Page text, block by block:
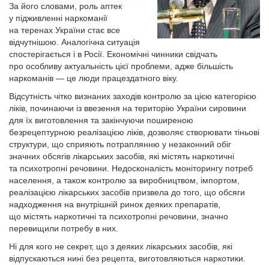
За його словами, роль аптек
у підживленні наркоманії
на теренах України стає все
відчутнішою. Аналогічна ситуація
спостерігається і в Росії. Економічні чинники свідчать
про особливу актуальність цієї проблеми, адже більшість
наркоманів — це люди праце­здатного віку.
Відсутність чітко визнаних заходів контролю за цією категорією
ліків, починаючи із ввезення на територію України сировини
для їх виготовлення та закінчуючи поширеною
безрецептурною реалізацією ліків, дозволяє створювати тіньові
структури, що сприяють потраплянню у незаконний обіг
значних обсягів лікарських засобів, які містять наркотичні
та психотропні речовини. Недосконалість моніторингу потреб
населення, а також контролю за виробництвом, імпортом,
реалізацією лікарських засобів призвела до того, що обсяги
надходження на внутрішній ринок деяких препаратів,
що містять наркотичні та психотропні речовини, значно
перевищили потребу в них.
Ні для кого не секрет, що з деяких лікарських засобів, які
відпускаються нині без рецепта, виготовляються наркотики.